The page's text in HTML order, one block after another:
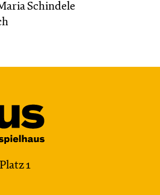
von Martin Baltscheit
Behl
Fuchs
Schindele
1